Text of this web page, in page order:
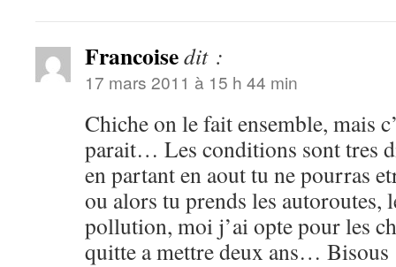
Francoisedit :
17 mars 2011 à 15 h 44 min
Chiche on le fait ensemble, mais
parait… Les conditions sont tres
en partant en aout tu ne pourras
ou alors tu prends les autoroutes,
pollution, moi j’ai opte pour les
quitte a mettre deux ans… Bisous